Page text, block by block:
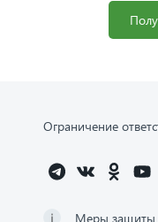
Ограничение
Меры защиты